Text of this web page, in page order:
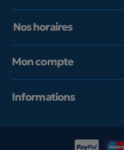
Nos horaires
Mon compte
Informations